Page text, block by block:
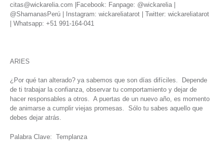
citas@wickarelia.com |Facebook: Fanpage: @wickarelia |
@ShamanasPerú | Instagram: wickareliatarot | Twitter: wickareliatarot
| Whatsapp: +51 991-164-041
ARIES
¿Por qué tan alterado? ya sabemos que son días difíciles. Depende
de ti trabajar la confianza, observar tu comportamiento y dejar de
hacer responsables a otros. A puertas de un nuevo año, es momento
de animarse a cumplir viejas promesas. Sólo tu sabes aquello que
debes dejar atrás.
Palabra Clave: Templanza